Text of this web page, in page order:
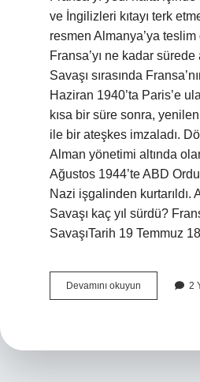
ve İngilizleri kıtayı terk
resmen Almanya’ya
Fransa’yı ne kadar sürede
Savaşı sırasında
Haziran 1940’ta Paris’e
kısa bir süre sonra,
ile bir ateşkes imzaladı.
Alman yönetimi altında
Ağustos 1944’te ABD
Nazi işgalinden kurtarıldı.
Savaşı kaç yıl sürdü?
SavaşıTarih 19 Temmuz
Devamını okuyun
Ne
2